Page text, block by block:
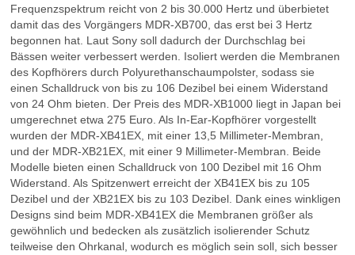
Frequenzspektrum reicht von 2 bis 30.000 Hertz und überbietet
damit das des Vorgängers MDR-XB700, das erst bei 3 Hertz
begonnen hat. Laut Sony soll dadurch der Durchschlag bei
Bässen weiter verbessert werden. Isoliert werden die Membranen
des Kopfhörers durch Polyurethanschaumpolster, sodass sie
einen Schalldruck von bis zu 106 Dezibel bei einem Widerstand
von 24 Ohm bieten. Der Preis des MDR-XB1000 liegt in Japan bei
umgerechnet etwa 275 Euro. Als In-Ear-Kopfhörer vorgestellt
wurden der MDR-XB41EX, mit einer 13,5 Millimeter-Membran,
und der MDR-XB21EX, mit einer 9 Millimeter-Membran. Beide
Modelle bieten einen Schalldruck von 100 Dezibel mit 16 Ohm
Widerstand. Als Spitzenwert erreicht der XB41EX bis zu 105
Dezibel und der XB21EX bis zu 103 Dezibel. Dank eines winkligen
Designs sind beim MDR-XB41EX die Membranen größer als
gewöhnlich und bedecken als zusätzlich isolierender Schutz
teilweise den Ohrkanal, wodurch es möglich sein soll, sich besser